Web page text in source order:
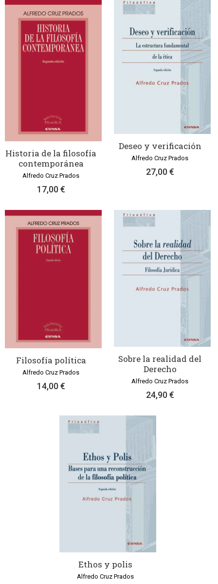
Historia de la filosofía
contemporánea
Alfredo Cruz Prados
17,00 €
Deseo y verificación
Alfredo Cruz Prados
27,00 €
Filosofía política
Alfredo Cruz Prados
14,00 €
Sobre la realidad del
Derecho
Alfredo Cruz Prados
24,90 €
Ethos y polis
Alfredo Cruz Prados